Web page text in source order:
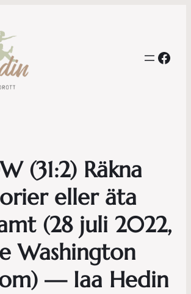
(31:2) Räkna
eller äta
(28 juli 2022,
Washington
— Iaa Hedin